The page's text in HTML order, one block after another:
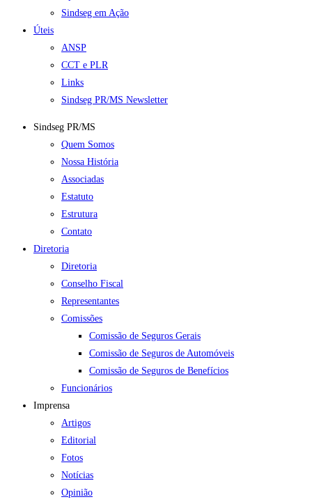
Sindseg em Ação
Úteis
ANSP
CCT e PLR
Links
Sindseg PR/MS Newsletter
Sindseg PR/MS
Quem Somos
Nossa História
Associadas
Estatuto
Estrutura
Contato
Diretoria
Diretoria
Conselho Fiscal
Representantes
Comissões
Comissão de Seguros Gerais
Comissão de Seguros de Automóveis
Comissão de Seguros de Benefícios
Funcionários
Imprensa
Artigos
Editorial
Fotos
Notícias
Opinião